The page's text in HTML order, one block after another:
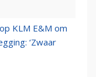
KLM E&M om
‘Zwaar